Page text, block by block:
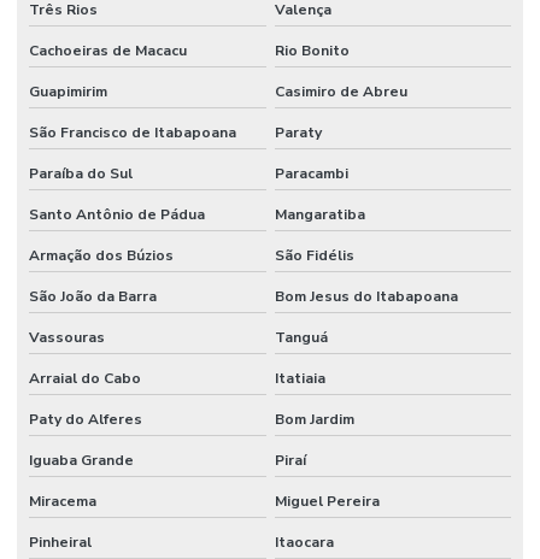
Higienização De Superfícies Comerciais E Industriais
Higienização Profunda De Ambientes Comerciais
Higienização Profunda De Escritórios E Sanitários
Implantação De Manutenção Preditiva
Implementação De Manutenção Preditiva
Inspeções Regulares De Equipamentos
Limpeza De Ambientes
Limpeza De Ambientes Industriais
Limpeza De Áreas De Convivência
Três Rios Valença
Cachoeiras de Macacu Rio Bonito
Guapimirim Casimiro de Abreu
São Francisco de Itabapoana Paraty
Paraíba do Sul Paracambi
Santo Antônio de Pádua Mangaratiba
Armação dos Búzios São Fidélis
São João da Barra Bom Jesus do Itabapoana
Vassouras Tanguá
Arraial do Cabo Itatiaia
Paty do Alferes Bom Jardim
Iguaba Grande Piraí
Miracema Miguel Pereira
Pinheiral Itaocara